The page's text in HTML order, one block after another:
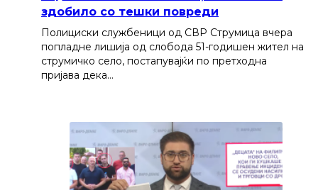
здобило со тешки повреди
Полициски службеници од СВР Струмица вчера
попладне лишија од слобода 51-годишен жител на
струмичко село, постапувајќи по претходна
пријава дека…